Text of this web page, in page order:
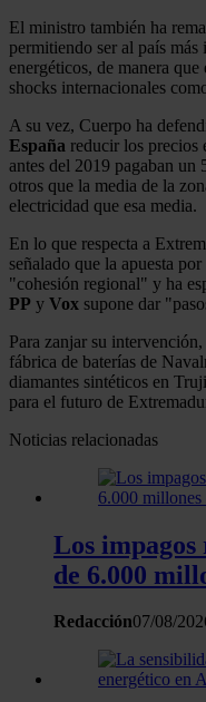
El ministro también ha
permitiendo ser al país
energéticos, de manera que
shocks internacionales
A su vez, Cuerpo ha
España reducir los precios
antes del 2019 pagaban un
otros que la media de la
electricidad que esa media.
En lo que respecta a
señalado que la apuesta
"cohesión regional" y ha
PP y Vox supone dar
Para zanjar su
fábrica de baterías de
diamantes sintéticos en
para el futuro de
Noticias relacionadas
Los impagos
de 6.000
Redacción07/08/